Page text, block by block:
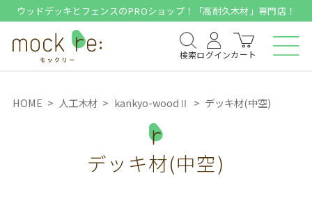
ウッドデッキとフェンスのPROショップ！「高耐久木材」専門店！
検索ログインカート
HOME 人工木材 kankyo-woodⅡ デッキ材(中空)
デッキ材(中空)